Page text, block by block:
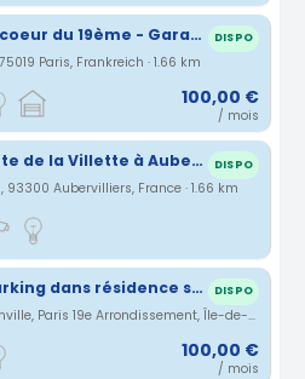
Parking au coeur du 19ème - Garage - RDC - Ourcq - Danube DISPO
Paris, Frankreich · 1.66 km
100,00 €
/ mois
Parking Porte de la Villette à Aubervilliers DISPO
93300 Aubervilliers, France · 1.66 km
Place de parking dans résidence sécurisée Paris 19 DISPO
27 Rue de Thionville, Paris 19e Arrondissement, Île-de-France, France · 1.71 km
100,00 €
/ mois